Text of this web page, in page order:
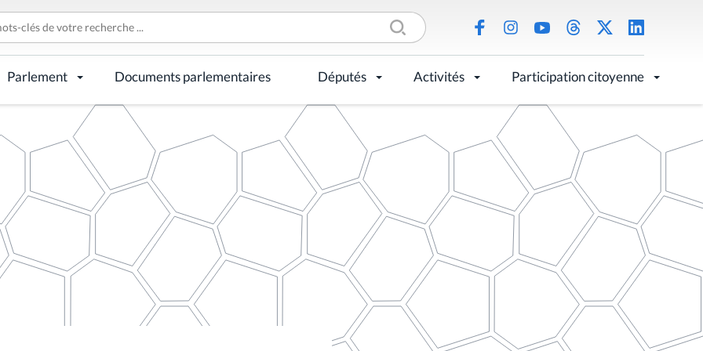
Parlement Documents parlementaires Députés Activités Participation citoyenne